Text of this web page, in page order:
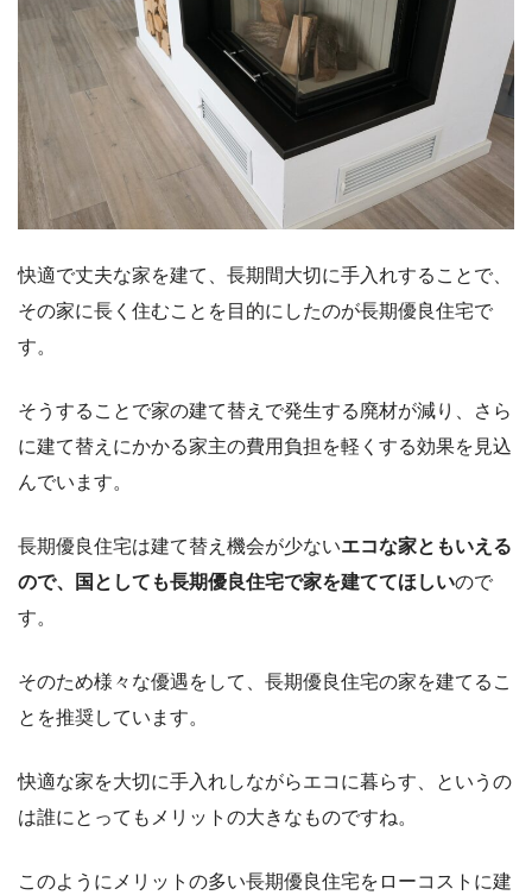
快適で丈夫な家を建て、長期間大切に手入れすることで、
その家に長く住むことを目的にしたのが長期優良住宅で
す。
そうすることで家の建て替えで発生する廃材が減り、さら
に建て替えにかかる家主の費用負担を軽くする効果を見込
んでいます。
長期優良住宅は建て替え機会が少ないエコな家ともいえる
ので、国としても長期優良住宅で家を建ててほしいので
す。
そのため様々な優遇をして、長期優良住宅の家を建てるこ
とを推奨しています。
快適な家を大切に手入れしながらエコに暮らす、というの
は誰にとってもメリットの大きなものですね。
このようにメリットの多い長期優良住宅をローコストに建